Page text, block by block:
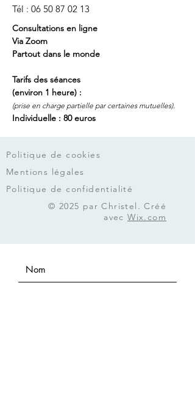
Tél : 06 50 87 02 13
Consultations en ligne
Via Zoom
Partout dans le monde
Tarifs des séances
(environ 1 heure) :
(prise en charge partielle par certaines mutuelles).
Individuelle : 80 euros
Politique de cookies
Mentions légales
Politique de confidentialité
© 2025 par Christel. Créé
avecWix.com